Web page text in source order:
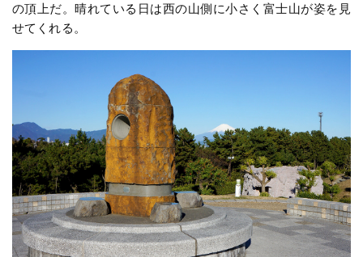
の頂上だ。晴れている日は西の山側に小さく富士山が姿を見
せてくれる。